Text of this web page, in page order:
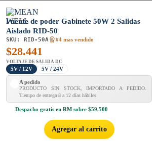
Fuente de poder Gabinete 50W 2 Salidas
Aislado RID-50
SKU: RID-50A #4 mas vendido
$28.441
VOLTAJE DE SALIDA DC
5V / 12V 5V / 24V
A pedido
PRODUCTO SIN STOCK, IMPORTADO A PEDIDO.
Tiempo de entrega 8 a 12 días hábiles
Despacho gratis en RM sobre $59.500
Agregar al carrito